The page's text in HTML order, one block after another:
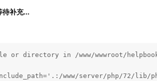
待补充…
directory in /www/wwwroot/
www/server/php/72/lib/